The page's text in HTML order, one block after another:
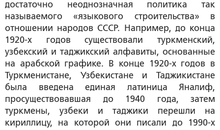
достаточно неоднозначная политика так
называемого «языкового строительства» в
отношении народов СССР. Например, до конца
1920-х годов существовали туркменский,
узбекский и таджикский алфавиты, основанные
на арабской графике. В конце 1920-х годов в
Туркменистане, Узбекистане и Таджикистане
была введена единая латиница Яналиф,
просуществовавшая до 1940 года, затем
туркмены, узбеки и таджики перешли на
кириллицу, на которой они писали до 1990-х